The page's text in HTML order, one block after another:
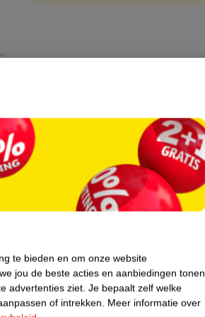
te bieden en om onze website
jou de beste acties en aanbiedingen tonen
advertenties ziet. Je bepaalt zelf welke
of intrekken. Meer informatie over